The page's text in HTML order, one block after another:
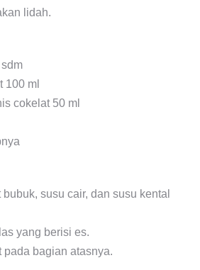
lidah.
100 ml
cokelat 50 ml
susu cair, dan susu kental
yang berisi es.
pada bagian atasnya.